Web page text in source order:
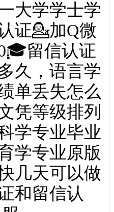
大学学士学
证💁加Q微
留信认证
久，语言学
单丢失怎么
凭等级排列
学专业毕业
学专业原版
几天可以做
和留信认